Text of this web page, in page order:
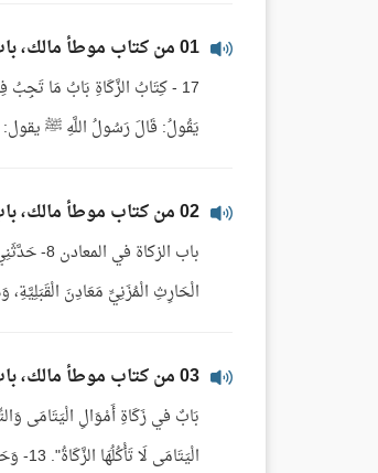
01 من كتاب موطأ مالك، باب ما تجب فيه الزكاة
يَقُولُ: قَالَ رَسُولُ اللَّهِ ﷺ
02 من كتاب موطأ مالك، باب الزكاة في المعادن
باب
الْحَارِثِ الْمُزَنِيِّ مَعَادِنَ
03 من كتاب موطأ مالك، باب في زكاة في أموال اليتامى والتجارة لهم فيها
الْيَتَامَى لَا تَأْكُلُهَا الزَّكَاةُ". 13- وَحَدَّثَنِي ...